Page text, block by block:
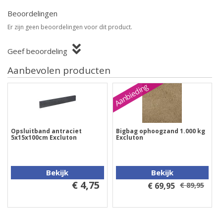
Beoordelingen
Er zijn geen beoordelingen voor dit product.
Geef beoordeling
Aanbevolen producten
Opsluitband antraciet
5x15x100cm Excluton
Bekijk
€ 4,75
Aanbieding
Bigbag ophoogzand 1.000 kg
Excluton
Bekijk
€ 69,95 € 89,95